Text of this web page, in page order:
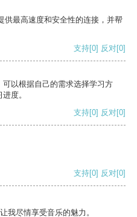
供最高速度和安全性的连接，并帮
支持[0] 反对[0]
以根据自己的需求选择学习方
度。
支持[0] 反对[0]
支持[0] 反对[0]
我尽情享受音乐的魅力。